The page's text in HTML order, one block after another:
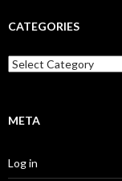
CATEGORIES
Categories
META
Log in